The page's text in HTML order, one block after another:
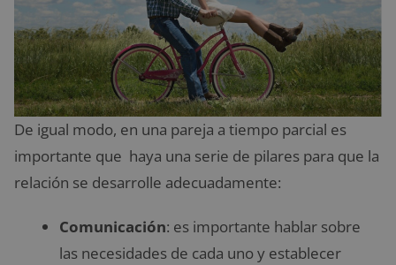
De igual modo, en una pareja a tiempo parcial es
importante que haya una serie de pilares para que la
relación se desarrolle adecuadamente:
Comunicación: es importante hablar sobre
las necesidades de cada uno y establecer